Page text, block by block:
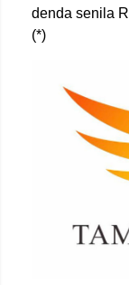
denda senila
(*)